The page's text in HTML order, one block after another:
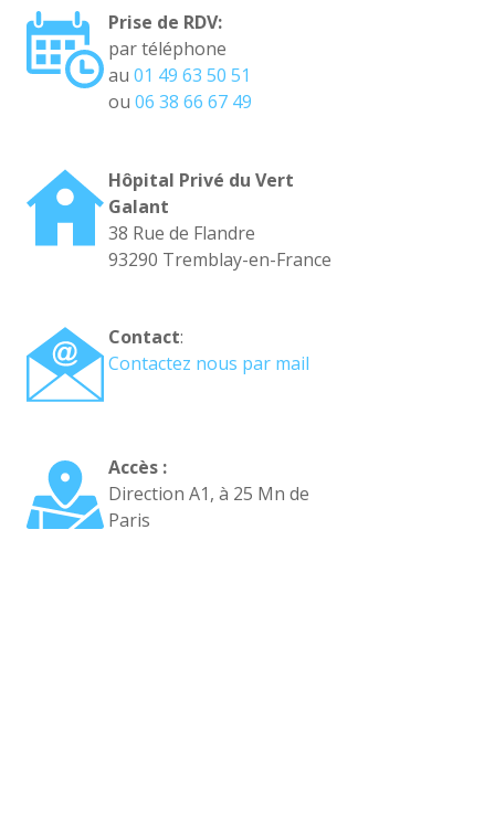
Prise de RDV:
par téléphone
au 01 49 63 50 51
ou 06 38 66 67 49
Hôpital Privé du Vert
Galant
38 Rue de Flandre
93290 Tremblay-en-France
Contact:
Contactez nous par mail
Accès :
Direction A1, à 25 Mn de
Paris